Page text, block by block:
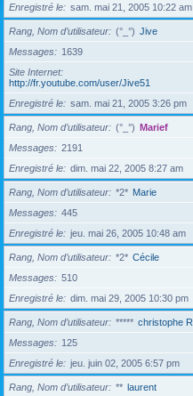
Enregistré le
sam. mai 21, 2005 10:22 am
Rang, Nom d’utilisateur (°_°) Jive
Messages
1639
Site Internet
http://fr.youtube.com/user/Jive51
Enregistré le
sam. mai 21, 2005 3:26 pm
Rang, Nom d’utilisateur (°_°) Marief
Messages
2191
Enregistré le
dim. mai 22, 2005 8:27 am
Rang, Nom d’utilisateur *2* Marie
Messages
445
Enregistré le
jeu. mai 26, 2005 10:48 am
Rang, Nom d’utilisateur *2* Cécile
Messages
510
Enregistré le
dim. mai 29, 2005 10:30 pm
Rang, Nom d’utilisateur ***** christophe R
Messages
125
Enregistré le
jeu. juin 02, 2005 6:57 pm
Rang, Nom d’utilisateur ** laurent